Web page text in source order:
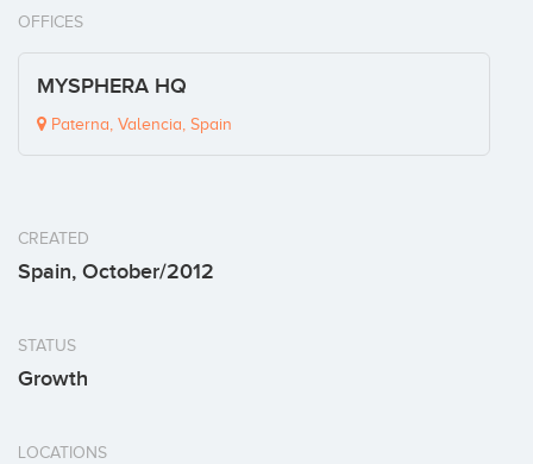
OFFICES
MYSPHERA HQ
Paterna, Valencia, Spain
CREATED
Spain, October/2012
STATUS
Growth
LOCATIONS